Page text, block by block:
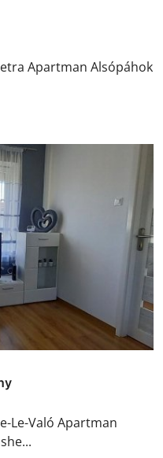
Apartman Alsópáhok
Le-Való Apartman